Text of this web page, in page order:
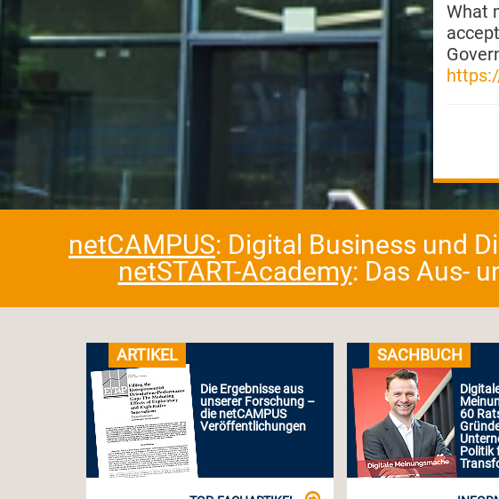
What
netCAMPUS: Digital Business und
netSTART-Academy: Das Aus-
ARTIKEL
Die Ergebnisse aus
unserer Forschung –
die netCAMPUS
Veröffentlichungen
SACHBUCH
60
Politik